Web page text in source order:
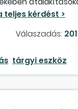
kazánház
másik részébe
át, de nem
az
Mi legyen a
és
Válaszadás:
tárgyi eszköz